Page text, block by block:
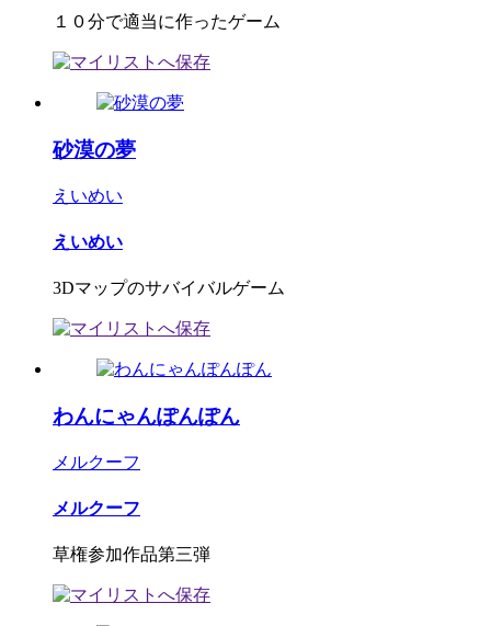
１０分で適当に作ったゲーム
砂漠の夢
えいめい
えいめい
3Dマップのサバイバルゲーム
わんにゃんぽんぽん
メルクーフ
メルクーフ
草権参加作品第三弾